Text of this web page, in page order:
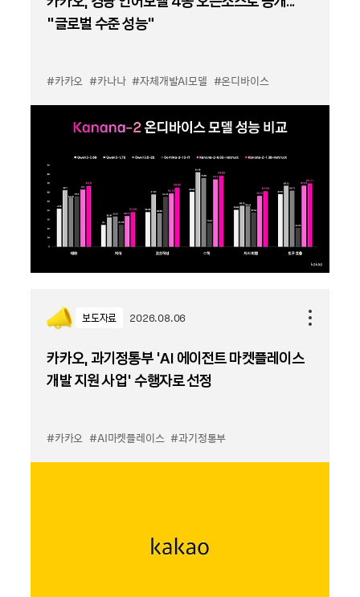
“글로벌 수준 성능”
#카카오 #카나나 #자체개발AI모델 #온디바이스
보도자료 2026.08.06
카카오, 과기정통부 ‘AI 에이전트 마켓플레이스
개발 지원 사업’ 수행자로 선정
#카카오 #AI마켓플레이스 #과기정통부